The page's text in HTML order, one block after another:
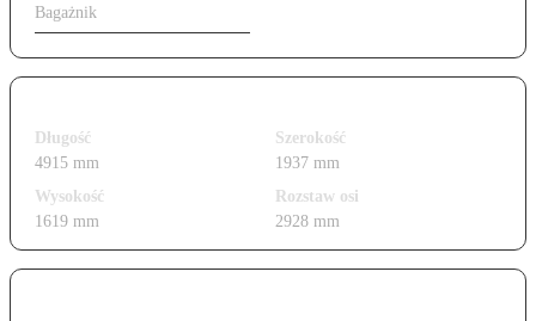
Bagażnik
Długość
4915 mm
Szerokość
1937 mm
Wysokość
1619 mm
Rozstaw osi
2928 mm